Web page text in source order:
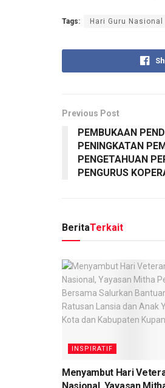
Tags: Hari Guru Nasional
Previous Post
PEMBUKAAN
PENINGKATAN
PENGETAHUAN
PENGURUS
BeritaTerkait
INSPIRATIF
​Menyambut Hari